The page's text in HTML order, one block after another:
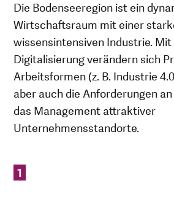
Die Bodenseeregion ist ein
Wirtschaftsraum mit einer
wissensintensiven Industrie.
Digitalisierung verändern sich
Arbeitsformen (z. B. Industrie
aber auch die Anforderungen
das Management attraktiver
Unternehmensstandorte.
1